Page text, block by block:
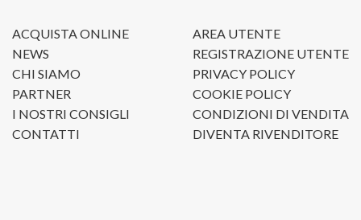
ACQUISTA ONLINE
NEWS
CHI SIAMO
PARTNER
I NOSTRI CONSIGLI
CONTATTI
AREA UTENTE
REGISTRAZIONE UTENTE
PRIVACY POLICY
COOKIE POLICY
CONDIZIONI DI VENDITA
DIVENTA RIVENDITORE